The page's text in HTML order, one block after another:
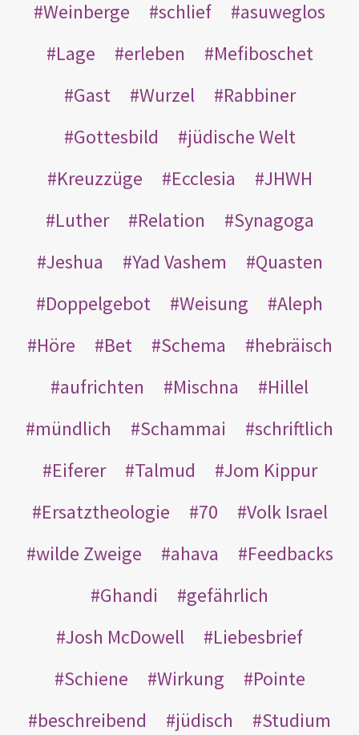
Weinberge
schlief
asuweglos
Lage
erleben
Mefiboschet
Gast
Wurzel
Rabbiner
Gottesbild
jüdische Welt
Kreuzzüge
Ecclesia
JHWH
Luther
Relation
Synagoga
Jeshua
Yad Vashem
Quasten
Doppelgebot
Weisung
Aleph
Höre
Bet Schema
hebräisch
aufrichten
Mischna
Hillel
mündlich
Schammai
schriftlich
Eiferer
Talmud
Jom Kippur
Ersatztheologie
70
Volk Israel
wilde Zweige
ahava
Feedbacks
Ghandi
gefährlich
Josh McDowell
Liebesbrief
Schiene
Wirkung
Pointe
beschreibend
jüdisch Studium